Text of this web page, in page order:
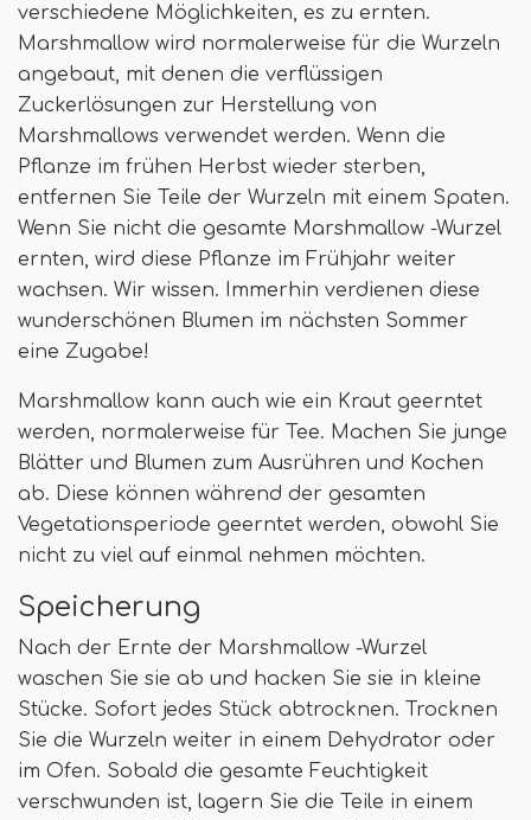
verschiedene Möglichkeiten, es zu ernten.
Marshmallow wird normalerweise für die Wurzeln
angebaut, mit denen die verflüssigen
Zuckerlösungen zur Herstellung von
Marshmallows verwendet werden. Wenn die
Pflanze im frühen Herbst wieder sterben,
entfernen Sie Teile der Wurzeln mit einem Spaten.
Wenn Sie nicht die gesamte Marshmallow -Wurzel
ernten, wird diese Pflanze im Frühjahr weiter
wachsen. Wir wissen. Immerhin verdienen diese
wunderschönen Blumen im nächsten Sommer
eine Zugabe!
Marshmallow kann auch wie ein Kraut geerntet
werden, normalerweise für Tee. Machen Sie junge
Blätter und Blumen zum Ausrühren und Kochen
ab. Diese können während der gesamten
Vegetationsperiode geerntet werden, obwohl Sie
nicht zu viel auf einmal nehmen möchten.
Speicherung
Nach der Ernte der Marshmallow -Wurzel
waschen Sie sie ab und hacken Sie sie in kleine
Stücke. Sofort jedes Stück abtrocknen. Trocknen
Sie die Wurzeln weiter in einem Dehydrator oder
im Ofen. Sobald die gesamte Feuchtigkeit
verschwunden ist, lagern Sie die Teile in einem